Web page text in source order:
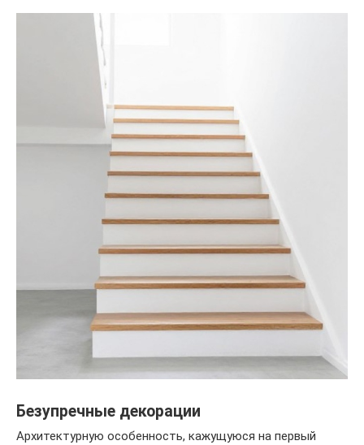
Безупречные декорации
Архитектурную особенность, кажущуюся на первый